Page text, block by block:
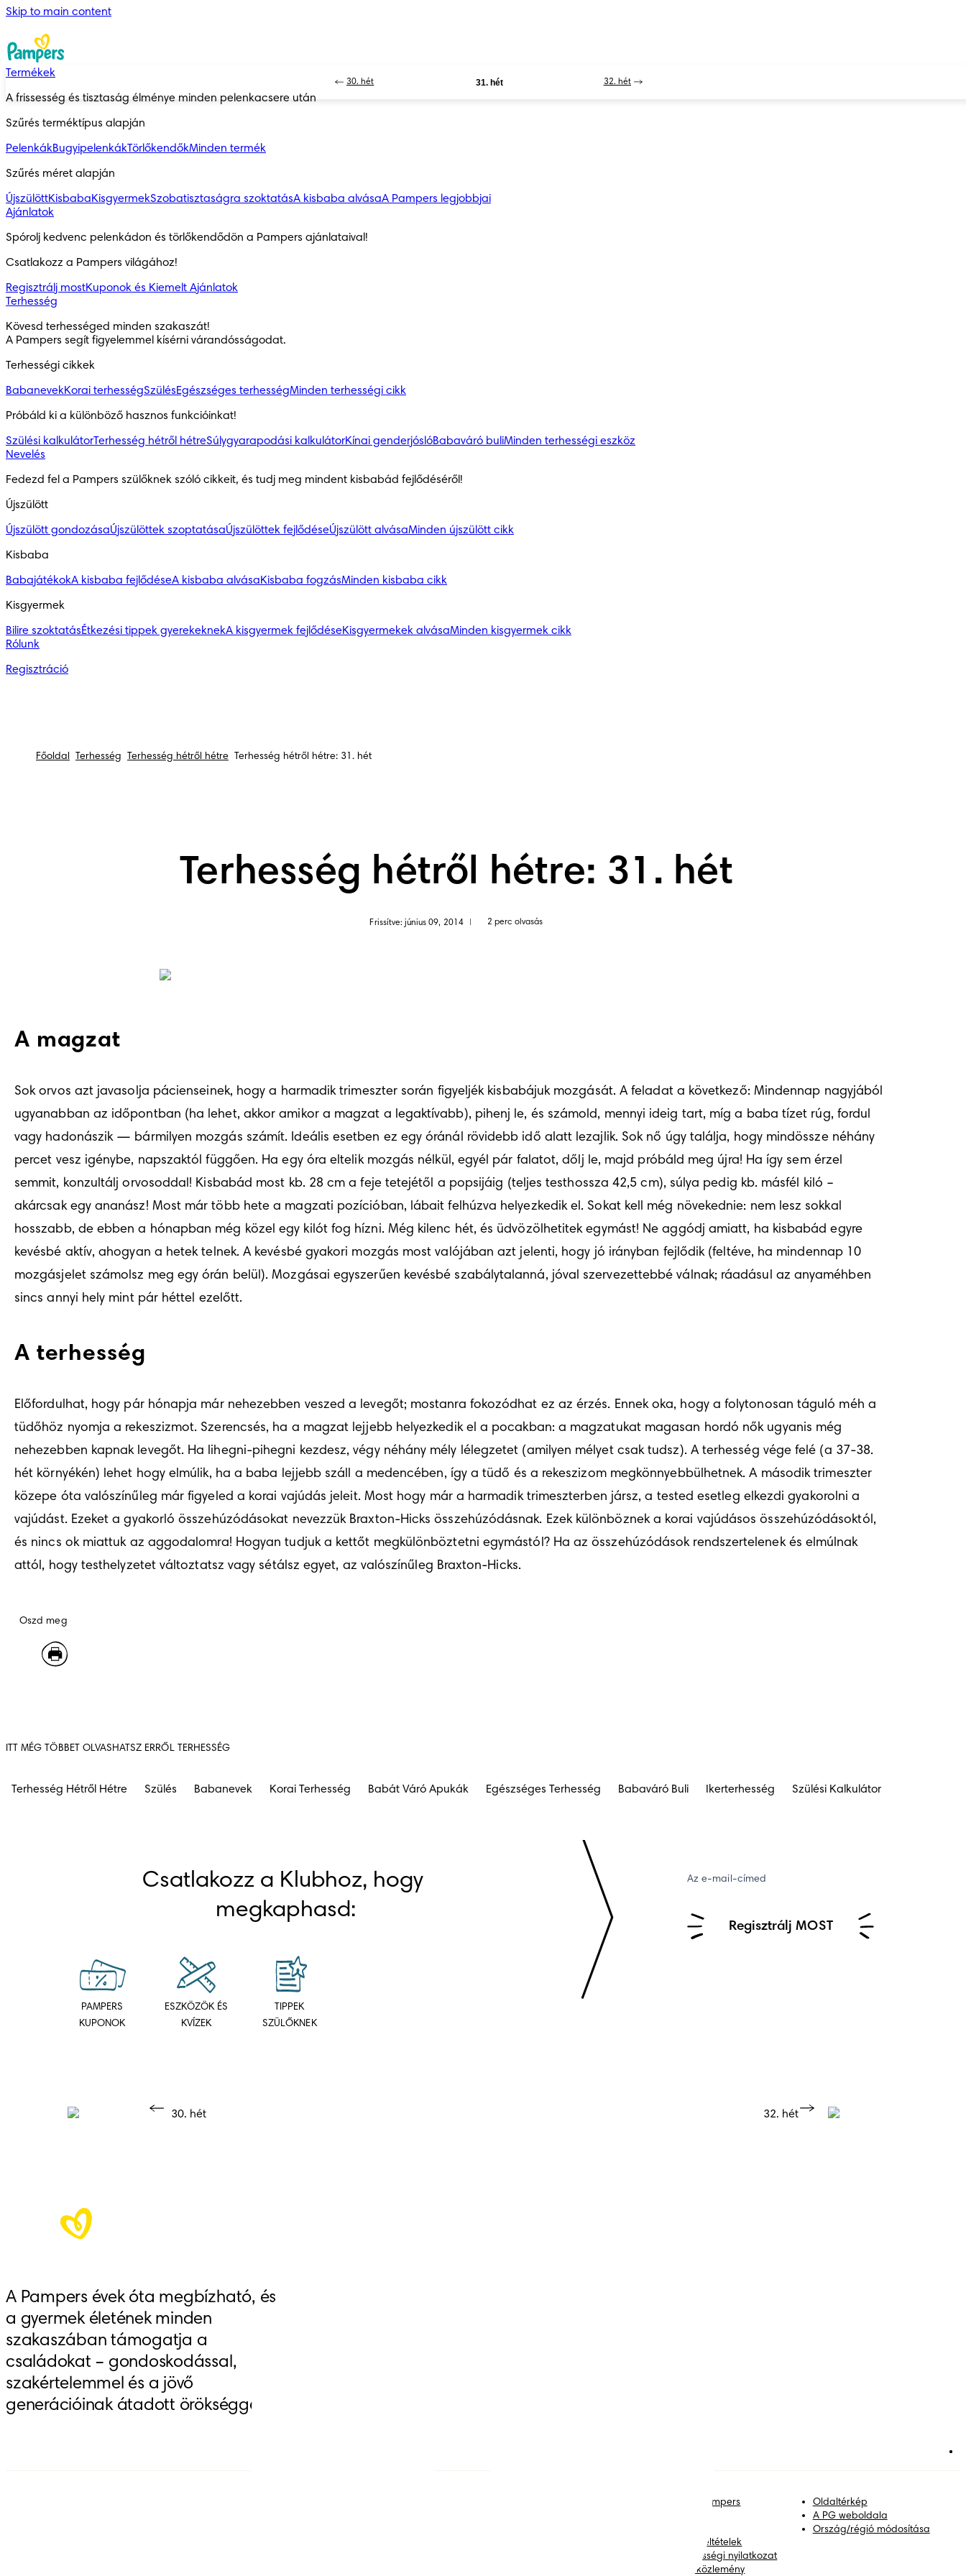
Skip to main content
Termékek
A frissesség és tisztaság élménye minden pelenkacsere után
Szűrés terméktípus alapján
PelenkákBugyipelenkákTörlőkendőkMinden termék
Szűrés méret alapján
ÚjszülöttKisbabaKisgyermekSzobatisztaságra szoktatásA kisbaba alvásaA Pampers legjobbjai
Ajánlatok
Spórolj kedvenc pelenkádon és törlőkendődön a Pampers ajánlataival!
Csatlakozz a Pampers világához!
Regisztrálj mostKuponok és Kiemelt Ajánlatok
Terhesség
Kövesd terhességed minden szakaszát!
A Pampers segít figyelemmel kísérni várandósságodat.
Terhességi cikkek
BabanevekKorai terhességSzülésEgészséges terhességMinden terhességi cikk
Próbáld ki a különböző hasznos funkcióinkat!
Szülési kalkulátorTerhesség hétről hétreSúlygyarapodási kalkulátorKínai genderjóslóBabaváró buliMinden terhességi eszköz
Nevelés
Fedezd fel a Pampers szülőknek szóló cikkeit, és tudj meg mindent kisbabád fejlődéséről!
Újszülött
Újszülött gondozásaÚjszülöttek szoptatásaÚjszülöttek fejlődéseÚjszülött alvásaMinden újszülött cikk
Kisbaba
BabajátékokA kisbaba fejlődéseA kisbaba alvásaKisbaba fogzásMinden kisbaba cikk
Kisgyermek
Bilire szoktatásÉtkezési tippek gyerekeknekA kisgyermek fejlődéseKisgyermekek alvásaMinden kisgyermek cikk
Rólunk
Regisztráció
30. hét 31. hét 32. hét
Főoldal Terhesség Terhesség hétről hétre Terhesség hétről hétre: 31. hét
Terhesség hétről hétre: 31. hét
Frissítve: június 09, 2014 2 perc olvasás
A magzat
Sok orvos azt javasolja pácienseinek, hogy a harmadik trimeszter során figyeljék kisbabájuk mozgását. A feladat a következő: Mindennap nagyjából
ugyanabban az időpontban (ha lehet, akkor amikor a magzat a legaktívabb), pihenj le, és számold, mennyi ideig tart, míg a baba tízet rúg, fordul
vagy hadonászik — bármilyen mozgás számít. Ideális esetben ez egy óránál rövidebb idő alatt lezajlik. Sok nő úgy találja, hogy mindössze néhány
percet vesz igénybe, napszaktól függően. Ha egy óra eltelik mozgás nélkül, egyél pár falatot, dőlj le, majd próbáld meg újra! Ha így sem érzel
semmit, konzultálj orvosoddal! Kisbabád most kb. 28 cm a feje tetejétől a popsijáig (teljes testhossza 42,5 cm), súlya pedig kb. másfél kiló –
akárcsak egy ananász! Most már több hete a magzati pozícióban, lábait felhúzva helyezkedik el. Sokat kell még növekednie: nem lesz sokkal
hosszabb, de ebben a hónapban még közel egy kilót fog hízni. Még kilenc hét, és üdvözölhetitek egymást! Ne aggódj amiatt, ha kisbabád egyre
kevésbé aktív, ahogyan a hetek telnek. A kevésbé gyakori mozgás most valójában azt jelenti, hogy jó irányban fejlődik (feltéve, ha mindennap 10
mozgásjelet számolsz meg egy órán belül). Mozgásai egyszerűen kevésbé szabálytalanná, jóval szervezettebbé válnak; ráadásul az anyaméhben
sincs annyi hely mint pár héttel ezelőtt.
A terhesség
Előfordulhat, hogy pár hónapja már nehezebben veszed a levegőt; mostanra fokozódhat ez az érzés. Ennek oka, hogy a folytonosan táguló méh a
tüdőhöz nyomja a rekeszizmot. Szerencsés, ha a magzat lejjebb helyezkedik el a pocakban: a magzatukat magasan hordó nők ugyanis még
nehezebben kapnak levegőt. Ha lihegni-pihegni kezdesz, végy néhány mély lélegzetet (amilyen mélyet csak tudsz). A terhesség vége felé (a 37-38.
hét környékén) lehet hogy elmúlik, ha a baba lejjebb száll a medencében, így a tüdő és a rekeszizom megkönnyebbülhetnek. A második trimeszter
közepe óta valószínűleg már figyeled a korai vajúdás jeleit. Most hogy már a harmadik trimeszterben jársz, a tested esetleg elkezdi gyakorolni a
vajúdást. Ezeket a gyakorló összehúzódásokat nevezzük Braxton-Hicks összehúzódásnak. Ezek különböznek a korai vajúdásos összehúzódásoktól,
és nincs ok miattuk az aggodalomra! Hogyan tudjuk a kettőt megkülönböztetni egymástól? Ha az összehúzódások rendszertelenek és elmúlnak
attól, hogy testhelyzetet változtatsz vagy sétálsz egyet, az valószínűleg Braxton-Hicks.
Oszd meg
ITT MÉG TÖBBET OLVASHATSZ ERRŐL TERHESSÉG
Terhesség Hétről Hétre Szülés Babanevek Korai Terhesség Babát Váró Apukák Egészséges Terhesség Babaváró Buli Ikerterhesség Szülési Kalkulátor
Csatlakozz a Klubhoz, hogy
megkaphasd:
PAMPERS
KUPONOK
ESZKÖZÖK ÉS
KVÍZEK
TIPPEK
SZÜLŐKNEK
Az e-mail-címed
Regisztrálj MOST
30. hét 32. hét
A Pampers évek óta megbízható, és
a gyermek életének minden
szakaszában támogatja a
családokat – gondoskodással,
szakértelemmel és a jövő
generációinak átadott örökséggel.
Csatlakozz a Pampers
Felhasználási feltételek
Akadálymentességi nyilatkozat
Adatvédelmi közlemény
Oldaltérkép
A PG weboldala
Ország/régió módosítása